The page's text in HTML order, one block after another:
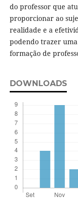
do professor que
proporcionar ao
realidade e a
podendo trazer
formação de
DOWNLOADS